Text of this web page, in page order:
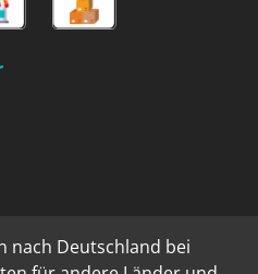
nach Deutschland bei